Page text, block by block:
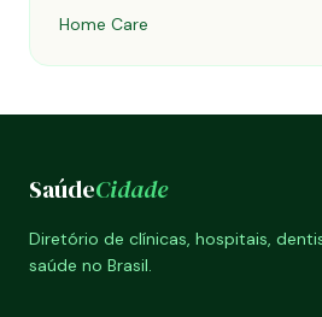
Home Care
SaúdeCidade
Diretório de clínicas, hospitais,
saúde no Brasil.